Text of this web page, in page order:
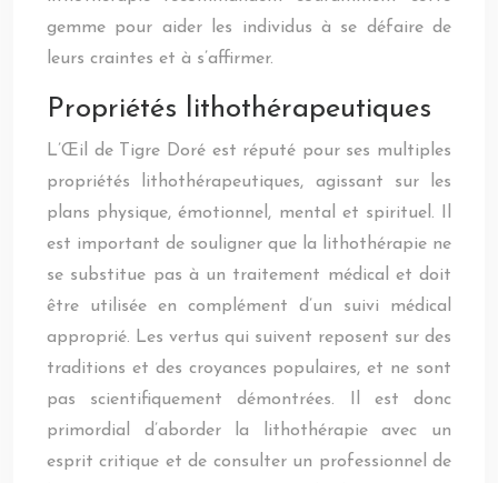
gemme pour aider les individus à se défaire de
leurs craintes et à s’affirmer.
Propriétés lithothérapeutiques
L’Œil de Tigre Doré est réputé pour ses multiples
propriétés lithothérapeutiques, agissant sur les
plans physique, émotionnel, mental et spirituel. Il
est important de souligner que la lithothérapie ne
se substitue pas à un traitement médical et doit
être utilisée en complément d’un suivi médical
approprié. Les vertus qui suivent reposent sur des
traditions et des croyances populaires, et ne sont
pas scientifiquement démontrées. Il est donc
primordial d’aborder la lithothérapie avec un
esprit critique et de consulter un professionnel de